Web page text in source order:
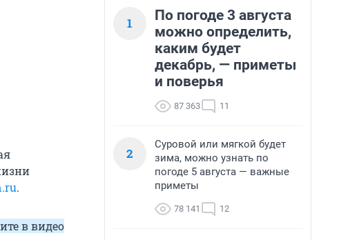
.
в видео
1
По погоде 3 августа
можно определить,
каким будет
декабрь, — приметы
и поверья
87 363 11
2
Суровой или мягкой будет
зима, можно узнать по
погоде 5 августа — важные
приметы
78 141 12